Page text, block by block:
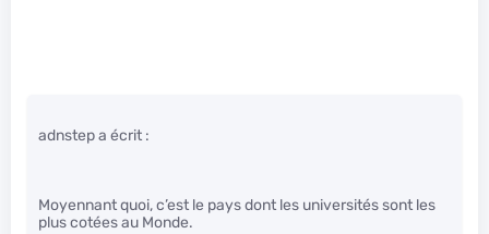
adnstep a écrit :
Moyennant quoi, c’est le pays dont les universités sont les
plus cotées au Monde.